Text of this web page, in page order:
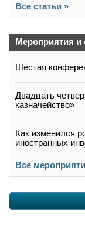
Все статьи »
Мероприятия и
Шестая
Двадцать
казначейство»
Как изменился
иностранных
Все